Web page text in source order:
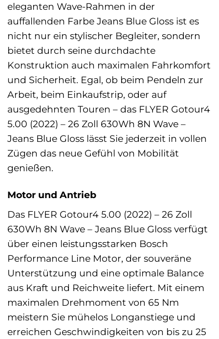
eleganten Wave-Rahmen in der
auffallenden Farbe Jeans Blue Gloss ist es
nicht nur ein stylischer Begleiter, sondern
bietet durch seine durchdachte
Konstruktion auch maximalen Fahrkomfort
und Sicherheit. Egal, ob beim Pendeln zur
Arbeit, beim Einkaufstrip, oder auf
ausgedehnten Touren – das FLYER Gotour4
5.00 (2022) – 26 Zoll 630Wh 8N Wave –
Jeans Blue Gloss lässt Sie jederzeit in vollen
Zügen das neue Gefühl von Mobilität
genießen.
Motor und Antrieb
Das FLYER Gotour4 5.00 (2022) – 26 Zoll
630Wh 8N Wave – Jeans Blue Gloss verfügt
über einen leistungsstarken Bosch
Performance Line Motor, der souveräne
Unterstützung und eine optimale Balance
aus Kraft und Reichweite liefert. Mit einem
maximalen Drehmoment von 65 Nm
meistern Sie mühelos Longanstiege und
erreichen Geschwindigkeiten von bis zu 25